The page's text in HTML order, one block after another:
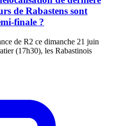
de Rabastens sont
finale ?
de R2 ce dimanche 21 juin
(17h30), les Rabastinois